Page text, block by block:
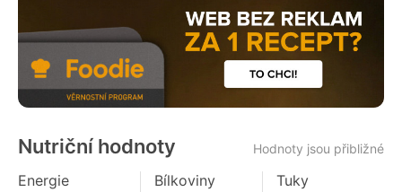
Nutriční hodnoty Hodnoty jsou přibližné
Energie
Bílkoviny
Tuky